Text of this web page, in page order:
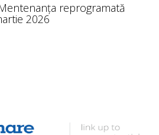
reprogramată
2026